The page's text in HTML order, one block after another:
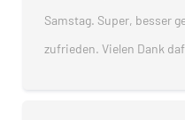
Samstag. Super, besser
zufrieden. Vielen Dank